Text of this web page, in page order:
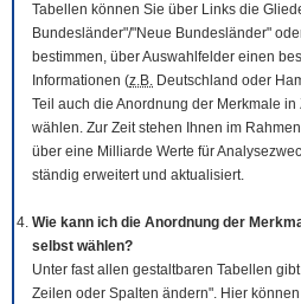
Tabellen können Sie über Links die
Bundesländer"/"Neue Bundesländer"
bestimmen, über Auswahlfelder einen
Informationen (z.B. Deutschland oder
Teil auch die Anordnung der Merkmale
wählen. Zur Zeit stehen Ihnen im
über eine Milliarde Werte für
ständig erweitert und aktualisiert.
Wie kann ich die Anordnung der
selbst wählen?
Unter fast allen gestaltbaren Tabellen
Zeilen oder Spalten ändern". Hier